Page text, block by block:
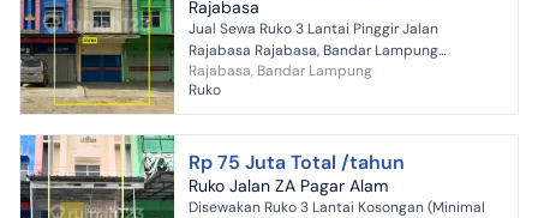
Rajabasa
Jual Sewa Ruko 3 Lantai Pinggir Jalan
Rajabasa Rajabasa, Bandar Lampung
===================== SPESIFIKASI UNIT *
SHM * LT : 118 m2 ; (4 X 28) * LB...
Rajabasa, Bandar Lampung
Ruko
Rp 75 Juta Total /tahun
Ruko Jalan ZA Pagar Alam
Disewakan Ruko 3 Lantai Kosongan (Minimal